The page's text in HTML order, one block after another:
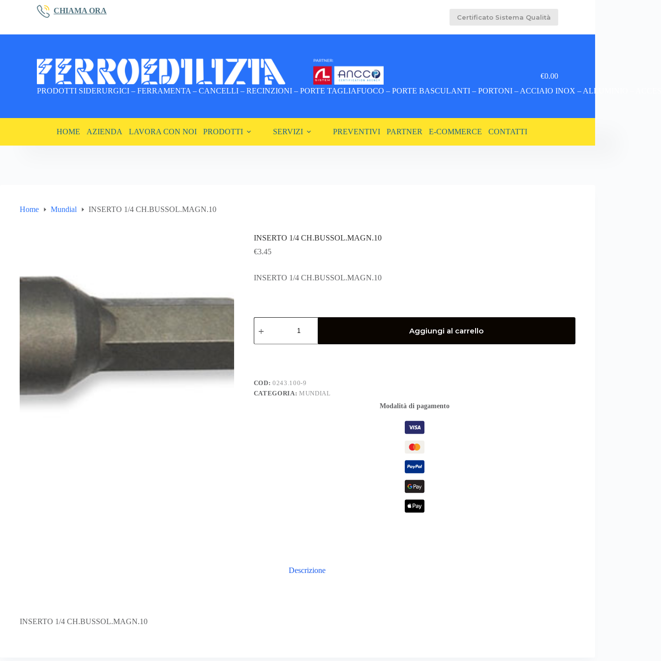
CHIAMA ORA
Certificato Sistema Qualità
PRODOTTI SIDERURGICI – FERRAMENTA – CANCELLI – RECINZIONI – PORTE TAGLIAFUOCO – PORTE BASCULANTI – PORTONI – ACCIAIO INOX – ALLUMINIO –
Carrello
€0.00
HOME AZIENDA LAVORA CON NOI PRODOTTI SERVIZI PREVENTIVI PARTNER E-COMMERCE CONTATTI
Home Mundial INSERTO 1/4 CH.BUSSOL.MAGN.10
INSERTO 1/4 CH.BUSSOL.MAGN.10
€3.45
INSERTO 1/4 CH.BUSSOL.MAGN.10
INSERTO
1/4
quantità
Aggiungi al carrello
COD:0243.100-9
CATEGORIA: MUNDIAL
Modalità di pagamento
Descrizione
INSERTO 1/4 CH.BUSSOL.MAGN.10